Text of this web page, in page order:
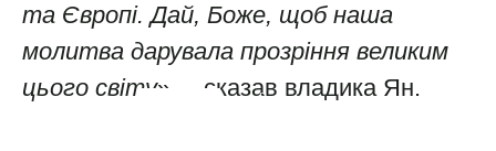
та Європі. Дай, Боже, щоб наша
молитва дарувала прозріння великим
цього світу», – сказав владика Ян.
2